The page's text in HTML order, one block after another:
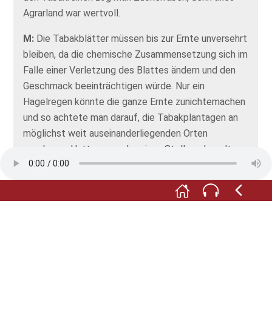
Agrarland war wertvoll.
M: Die Tabakblätter müssen bis zur Ernte unversehrt
bleiben, da die chemische Zusammensetzung sich im
Falle einer Verletzung des Blattes ändern und den
Geschmack beeinträchtigen würde. Nur ein
Hagelregen könnte die ganze Ernte zunichtemachen
und so achtete man darauf, die Tabakplantagen an
möglichst weit auseinanderliegenden Orten
anzulegen. Hatte es an der einen Stelle gehagelt,
konnte immerhin das andere Feld verschont
geblieben sein.